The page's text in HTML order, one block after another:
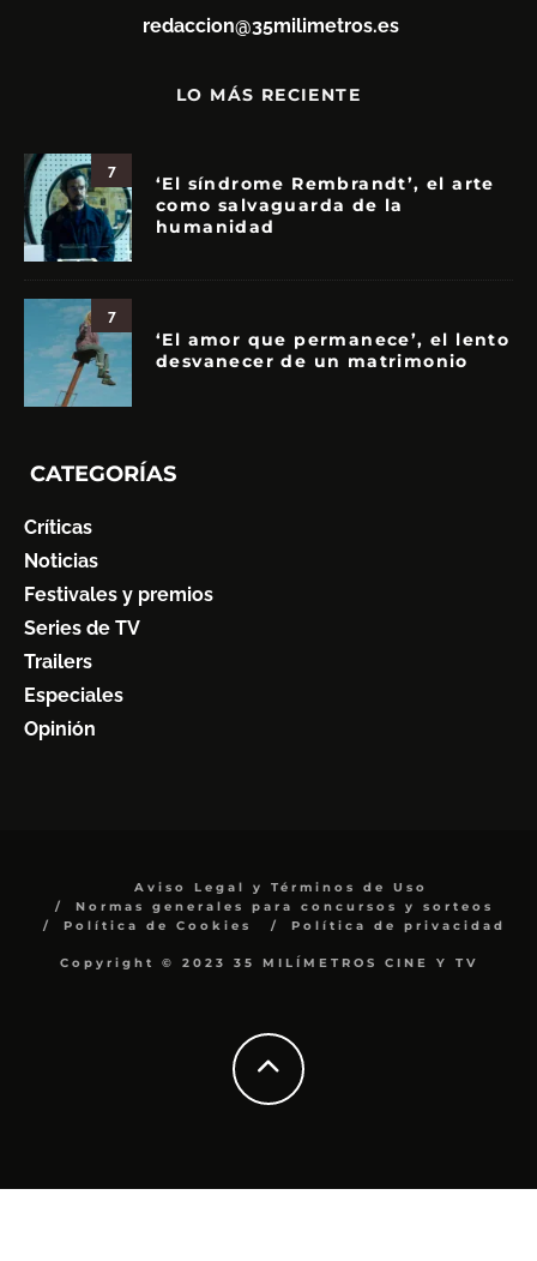
redaccion@35milimetros.es
LO MÁS RECIENTE
7
‘El síndrome Rembrandt’, el arte
como salvaguarda de la
humanidad
7
‘El amor que permanece’, el lento
desvanecer de un matrimonio
CATEGORÍAS
Críticas
Noticias
Festivales y premios
Series de TV
Trailers
Especiales
Opinión
Aviso Legal y Términos de Uso
Normas generales para concursos y sorteos
Política de Cookies
Política de privacidad
Copyright © 2023 35 MILÍMETROS CINE Y TV